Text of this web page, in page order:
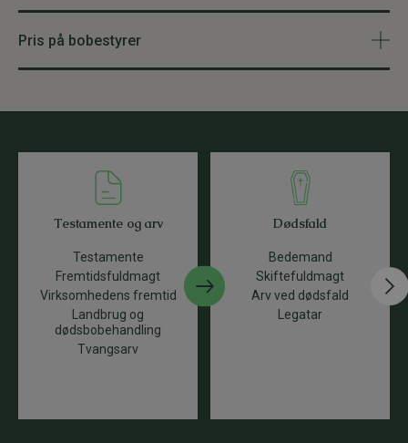
Pris på bobestyrer
Testamente og arv
Testamente
Fremtidsfuldmagt
Virksomhedens fremtid
Landbrug og
dødsbobehandling
Tvangsarv
Dødsfald
Bedemand
Skiftefuldmagt
Arv ved dødsfald
Legatar